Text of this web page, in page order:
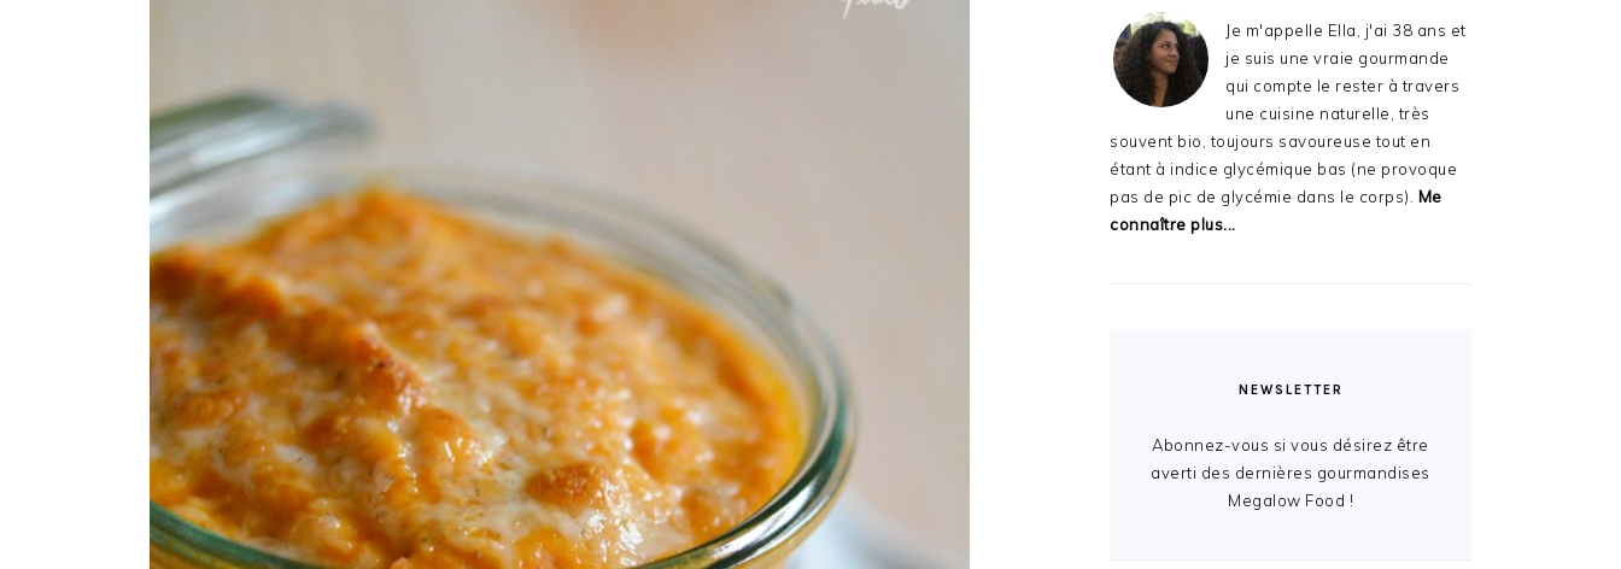
Je m'appelle Ella, j'ai 38 ans et
je suis une vraie gourmande
qui compte le rester à travers
une cuisine naturelle, très
souvent bio, toujours savoureuse tout en
étant à indice glycémique bas (ne provoque
pas de pic de glycémie dans le corps). Me
connaître plus...
NEWSLETTER
Abonnez-vous si vous désirez être
averti des dernières gourmandises
Megalow Food !